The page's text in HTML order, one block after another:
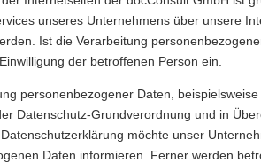
unseres Unternehmens über unsere
Ist die Verarbeitung
der betroffenen Person ein.
personenbezogener Daten,
Datenschutz-Grundverordnung und in
möchte unser
Daten informieren. Ferner werden